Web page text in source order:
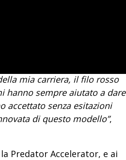
mia carriera, il filo rosso
hanno sempre aiutato a dare
accettato senza esitazioni
di questo modello”,
Predator Accelerator, e ai